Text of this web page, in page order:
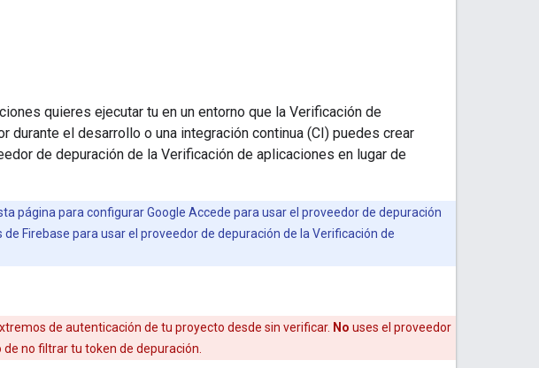
quieres ejecutar tu en un entorno que la Verificación de
durante el desarrollo o una integración continua (CI) puedes crear
de depuración de la Verificación de aplicaciones en lugar de
página para configurar Google Accede para usar el proveedor de depuración
Firebase para usar el proveedor de depuración de la Verificación de
de autenticación de tu proyecto desde sin verificar. No uses el proveedor
no filtrar tu token de depuración.